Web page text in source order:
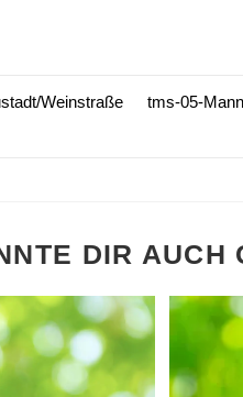
Weinstraße tms-05-Mann
DIR AUCH